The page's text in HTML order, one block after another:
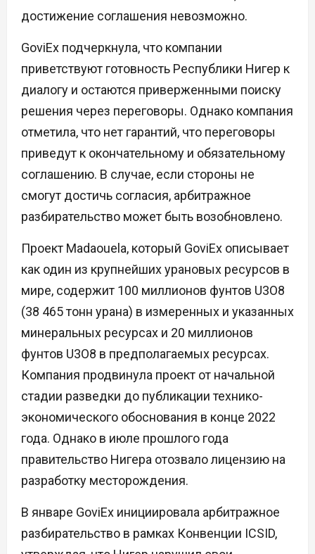
достижение соглашения невозможно.
GoviEx подчеркнула, что компании
приветствуют готовность Республики Нигер к
диалогу и остаются приверженными поиску
решения через переговоры. Однако компания
отметила, что нет гарантий, что переговоры
приведут к окончательному и обязательному
соглашению. В случае, если стороны не
смогут достичь согласия, арбитражное
разбирательство может быть возобновлено.
Проект Madaouela, который GoviEx описывает
как один из крупнейших урановых ресурсов в
мире, содержит 100 миллионов фунтов U3O8
(38 465 тонн урана) в измеренных и указанных
минеральных ресурсах и 20 миллионов
фунтов U3O8 в предполагаемых ресурсах.
Компания продвинула проект от начальной
стадии разведки до публикации технико-
экономического обоснования в конце 2022
года. Однако в июле прошлого года
правительство Нигера отозвало лицензию на
разработку месторождения.
В январе GoviEx инициировала арбитражное
разбирательство в рамках Конвенции ICSID,